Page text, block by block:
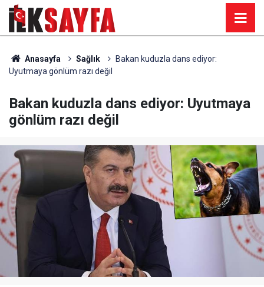
Anasayfa Sağlık
Bakan kuduzla dans ediyor:
Uyutmaya gönlüm razı değil
Bakan kuduzla dans ediyor: Uyutmaya
gönlüm razı değil